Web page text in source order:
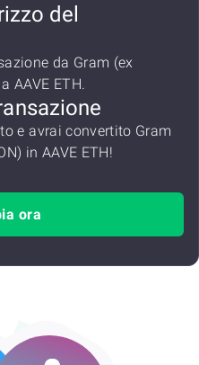
del
da Gram (ex
AAVE ETH.
e avrai convertito Gram
in AAVE ETH!
ora